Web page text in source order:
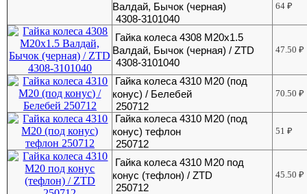
Валдай, Бычок (черная)
4308-3101040
64₽
Гайка колеса 4308 М20х1.5
Валдай, Бычок (черная) / ZTD
4308-3101040
47.50₽
Гайка колеса 4310 М20 (под
конус) / Белебей
250712
70.50₽
Гайка колеса 4310 М20 (под
конус) тефлон
250712
51₽
Гайка колеса 4310 М20 под
конус (тефлон) / ZTD
250712
45.50₽